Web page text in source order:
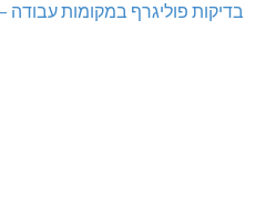
בדיקות פוליגרף במקומות עבודה